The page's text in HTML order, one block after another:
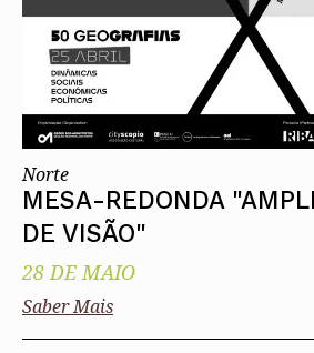
Norte
MESA-REDONDA
DE VISÃO"
28 DE MAIO
Saber Mais